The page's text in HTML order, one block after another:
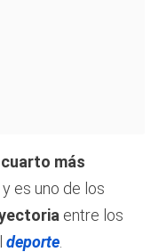
más
y es uno de los
entre los
deporte